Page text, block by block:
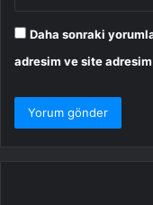
Daha sonraki
adresim ve site